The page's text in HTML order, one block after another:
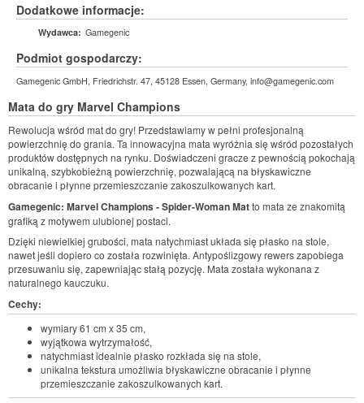
Dodatkowe informacje:
Wydawca: Gamegenic
Podmiot gospodarczy:
Gamegenic GmbH, Friedrichstr. 47, 45128 Essen, Germany, info@gamegenic.com
Mata do gry Marvel Champions
Rewolucja wśród mat do gry! Przedstawiamy w pełni profesjonalną
powierzchnię do grania. Ta innowacyjna mata wyróżnia się wśród pozostałych
produktów dostępnych na rynku. Doświadczeni gracze z pewnością pokochają
unikalną, szybkobieżną powierzchnię, pozwalającą na błyskawiczne
obracanie i płynne przemieszczanie zakoszulkowanych kart.
Gamegenic: Marvel Champions - Spider-Woman Matto mata ze znakomitą
grafiką z motywem ulubionej postaci.
Dzięki niewielkiej grubości, mata natychmiast układa się płasko na stole,
nawet jeśli dopiero co została rozwinięta. Antypoślizgowy rewers zapobiega
przesuwaniu się, zapewniając stałą pozycję. Mata została wykonana z
naturalnego kauczuku.
Cechy:
wymiary 61 cm x 35 cm,
wyjątkowa wytrzymałość,
natychmiast idealnie płasko rozkłada się na stole,
unikalna tekstura umożliwia błyskawiczne obracanie i płynne
przemieszczanie zakoszulkowanych kart.